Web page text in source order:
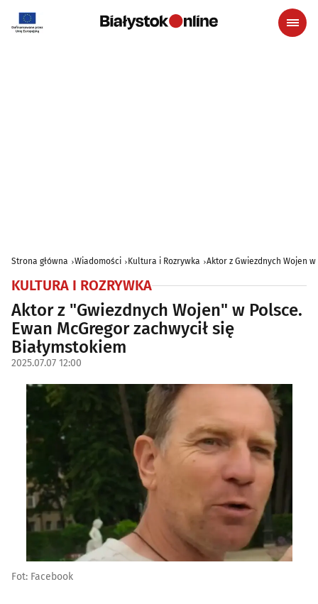
Strona główna Wiadomości Kultura i Rozrywka Aktor z Gwiezdnych Wojen
KULTURA I ROZRYWKA
Aktor z "Gwiezdnych Wojen" w Polsce.
Ewan McGregor zachwycił się
Białymstokiem
2025.07.07 12:00
Fot: Facebook